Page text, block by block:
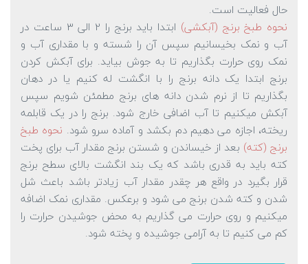
حال فعالیت است.
نحوه طبخ برنج (آبکشی)
ابتدا باید برنج را 2 الی 3 ساعت در
آب و نمک بخیسانیم سپس آن را شسته و با مقداری آب و
نمک روی حرارت بگذاریم تا به جوش بیاید. برای آبکش کردن
برنج ابتدا یک دانه برنج را با انگشت له کنیم یا در دهان
بگذاریم تا از نرم شدن دانه های برنج مطمئن شویم سپس
آبکش میکنیم تا آب اضافی خارج شود. برنج را در یک قابلمه
ریخته، اجازه می دهیم دم بکشد و آماده سرو شود. نحوه طبخ
برنج (کته) بعد از خیساندن و شستن برنج مقدار آب برای پخت
کته باید به قدری باشد که یک بند انگشت بالای سطح برنج
قرار بگیرد در واقع هر چقدر مقدار آب زیادتر باشد باعث شل
شدن و کته شدن برنج می شود و برعکس. مقداری نمک اضافه
میکنیم و روی حرارت می گذاریم به محض جوشیدن حرارت را
کم می کنیم تا به آرامی جوشیده و پخته شود.